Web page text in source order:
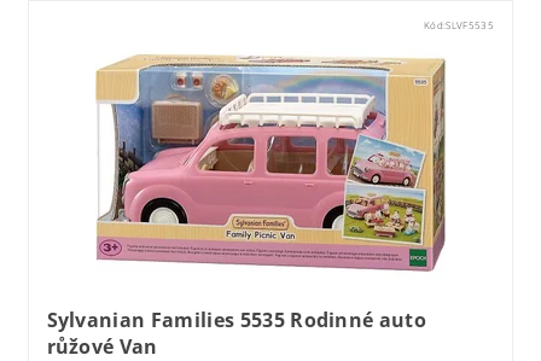
Kód:SLVF5535
Sylvanian Families 5535 Rodinné auto
růžové Van